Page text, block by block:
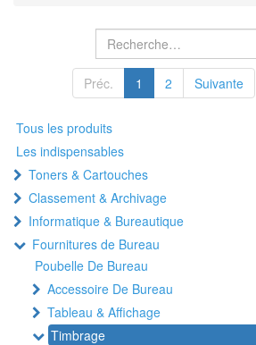
Préc. 1 2 Suivante
Tous les produits
Les indispensables
Toners & Cartouches
Classement & Archivage
Informatique & Bureautique
Fournitures de Bureau
Poubelle De Bureau
Accessoire De Bureau
Tableau & Affichage
Timbrage